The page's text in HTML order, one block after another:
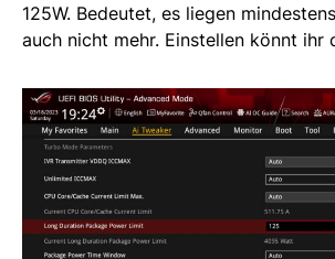
125W. Bedeutet, es liegen
auch nicht mehr. Einstellen könnt ihr